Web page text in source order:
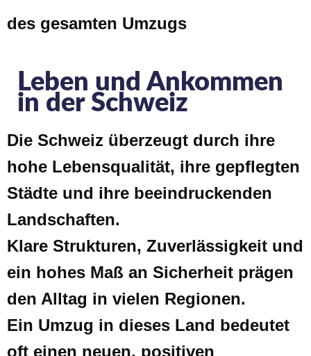
des gesamten Umzugs
Leben und Ankommen
in der Schweiz
Die Schweiz überzeugt durch ihre
hohe Lebensqualität, ihre gepflegten
Städte und ihre beeindruckenden
Landschaften.
Klare Strukturen, Zuverlässigkeit und
ein hohes Maß an Sicherheit prägen
den Alltag in vielen Regionen.
Ein Umzug in dieses Land bedeutet
oft einen neuen, positiven